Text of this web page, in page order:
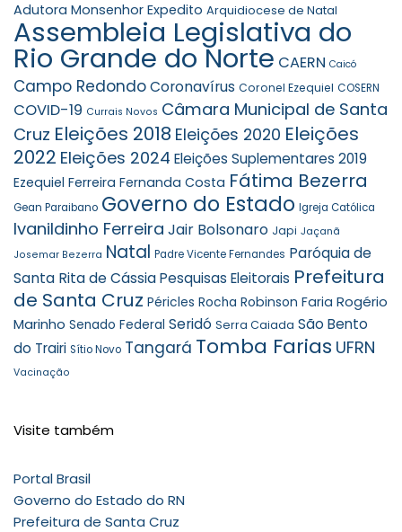
Adutora Monsenhor Expedito Arquidiocese de Natal
Assembleia Legislativa do
Rio Grande do Norte CAERN Caicó
Campo RedondoCoronavírus Coronel Ezequiel COSERN
COVID-19 Currais Novos Câmara Municipal de Santa
Cruz Eleições 2018 Eleições 2020 Eleições
2022 Eleições 2024 Eleições Suplementares 2019
Ezequiel Ferreira Fernanda Costa Fátima Bezerra
Gean Paraibano Governo do Estado Igreja Católica
Ivanildinho Ferreira Jair Bolsonaro Japi Jaçanã
Josemar Bezerra Natal Padre Vicente Fernandes Paróquia de
Santa Rita de CássiaPesquisas Eleitorais Prefeitura
de Santa Cruz Péricles Rocha Robinson Faria Rogério
Marinho Senado Federal Seridó Serra Caiada São Bento
do Trairi Sítio Novo Tangará Tomba Farias UFRN
Vacinação
Visite também
Portal Brasil
Governo do Estado do RN
Prefeitura de Santa Cruz